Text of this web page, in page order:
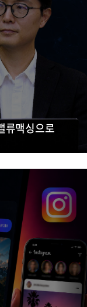
류맥싱으로